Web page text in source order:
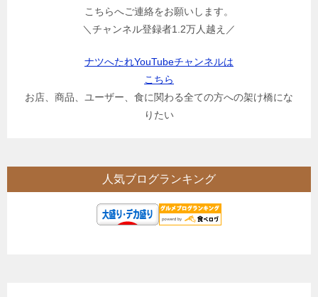
こちらへご連絡をお願いします。
＼チャンネル登録者1.2万人越え／
ナツへたれYouTubeチャンネルは
こちら
お店、商品、ユーザー、食に関わる全ての方への架け橋にな
りたい
人気ブログランキング